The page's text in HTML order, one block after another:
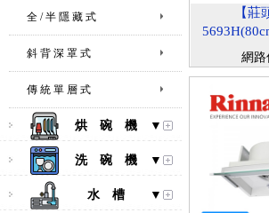
全 / 半 隱 藏 式
斜 背 深 罩 式
傳 統 單 層 式
烘 碗 機 ▼
洗 碗 機 ▼
水 槽 ▼
【莊
網路